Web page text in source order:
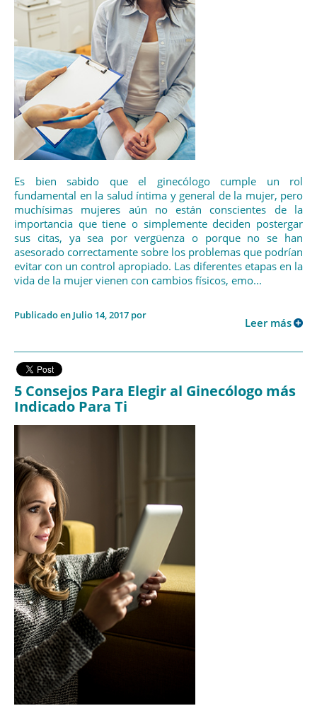
Es bien sabido que el ginecólogo cumple un rol
fundamental en la salud íntima y general de la mujer, pero
muchísimas mujeres aún no están conscientes de la
importancia que tiene o simplemente deciden postergar
sus citas, ya sea por vergüenza o porque no se han
asesorado correctamente sobre los problemas que podrían
evitar con un control apropiado. Las diferentes etapas en la
vida de la mujer vienen con cambios físicos, emo...
Publicado en Julio 14, 2017 por
Leer más
5 Consejos Para Elegir al Ginecólogo más
Indicado Para Ti